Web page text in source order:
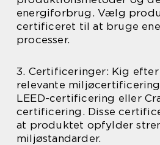
energiforbrug. Vælg
certificeret til at bruge
processer.
3. Certificeringer: Kig
relevante
LEED-certificering eller
certificering. Disse
at produktet opfylder
miljøstandarder.